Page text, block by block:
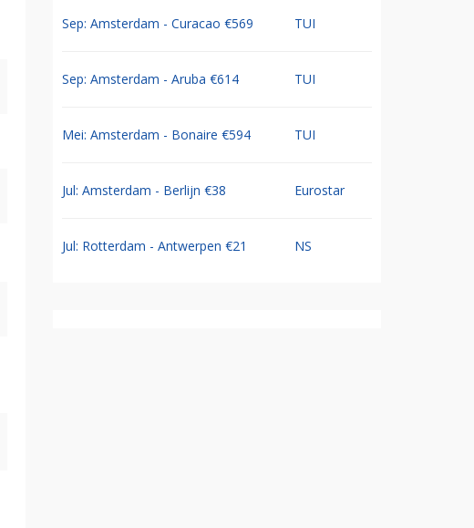
Sep: Amsterdam - Curacao €569 TUI
Sep: Amsterdam - Aruba €614 TUI
Mei: Amsterdam - Bonaire €594 TUI
Jul: Amsterdam - Berlijn €38 Eurostar
Jul: Rotterdam - Antwerpen €21 NS